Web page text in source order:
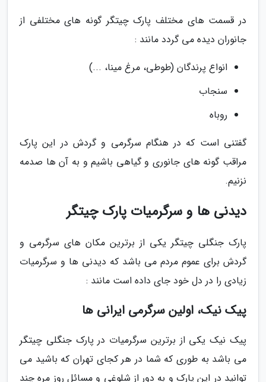
در قسمت های مختلف پارک چیتگر گونه های مختلفی از
جانوران دیده می گردد مانند :
انواع پرندگان (طوطی، مرغ مینا، ...)
سنجاب
روباه
گفتنی است که در هنگام سرگرمی و گردش در این پارک
مراقب گونه های جانوری و گیاهی باشیم و به آن ها صدمه
نزنیم.
دیدنی ها و سرگرمیات پارک چیتگر
پارک جنگلی چیتگر یکی از برترین مکان های سرگرمی و
گردش برای عموم مردم می باشد که دیدنی ها و سرگرمیات
زیادی را در دل خود جای داده است مانند :
پیک نیک، اولین سرگرمی ایرانی ها
پیک نیک یکی از برترین سرگرمیات در پارک جنگلی چیتگر
می باشد به طوری که شما در هر کجای تهران که باشید می
توانید در این پارک و به دور از شلوغی و مسائل روز مره چند